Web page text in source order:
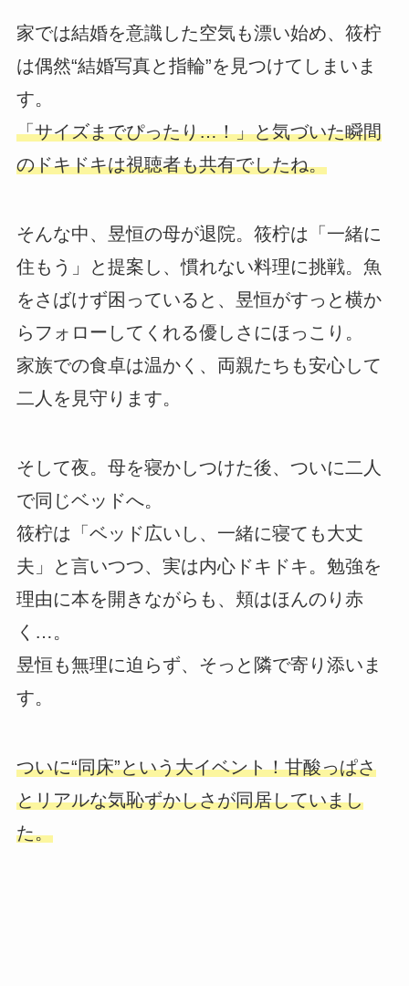
家では結婚を意識した空気も漂い始め、筱柠
は偶然“結婚写真と指輪”を見つけてしまいま
す。
「サイズまでぴったり…！」と気づいた瞬間
のドキドキは視聴者も共有でしたね。
そんな中、昱恒の母が退院。筱柠は「一緒に
住もう」と提案し、慣れない料理に挑戦。魚
をさばけず困っていると、昱恒がすっと横か
らフォローしてくれる優しさにほっこり。
家族での食卓は温かく、両親たちも安心して
二人を見守ります。
そして夜。母を寝かしつけた後、ついに二人
で同じベッドへ。
筱柠は「ベッド広いし、一緒に寝ても大丈
夫」と言いつつ、実は内心ドキドキ。勉強を
理由に本を開きながらも、頬はほんのり赤
く…。
昱恒も無理に迫らず、そっと隣で寄り添いま
す。
ついに“同床”という大イベント！甘酸っぱさ
とリアルな気恥ずかしさが同居していまし
た。